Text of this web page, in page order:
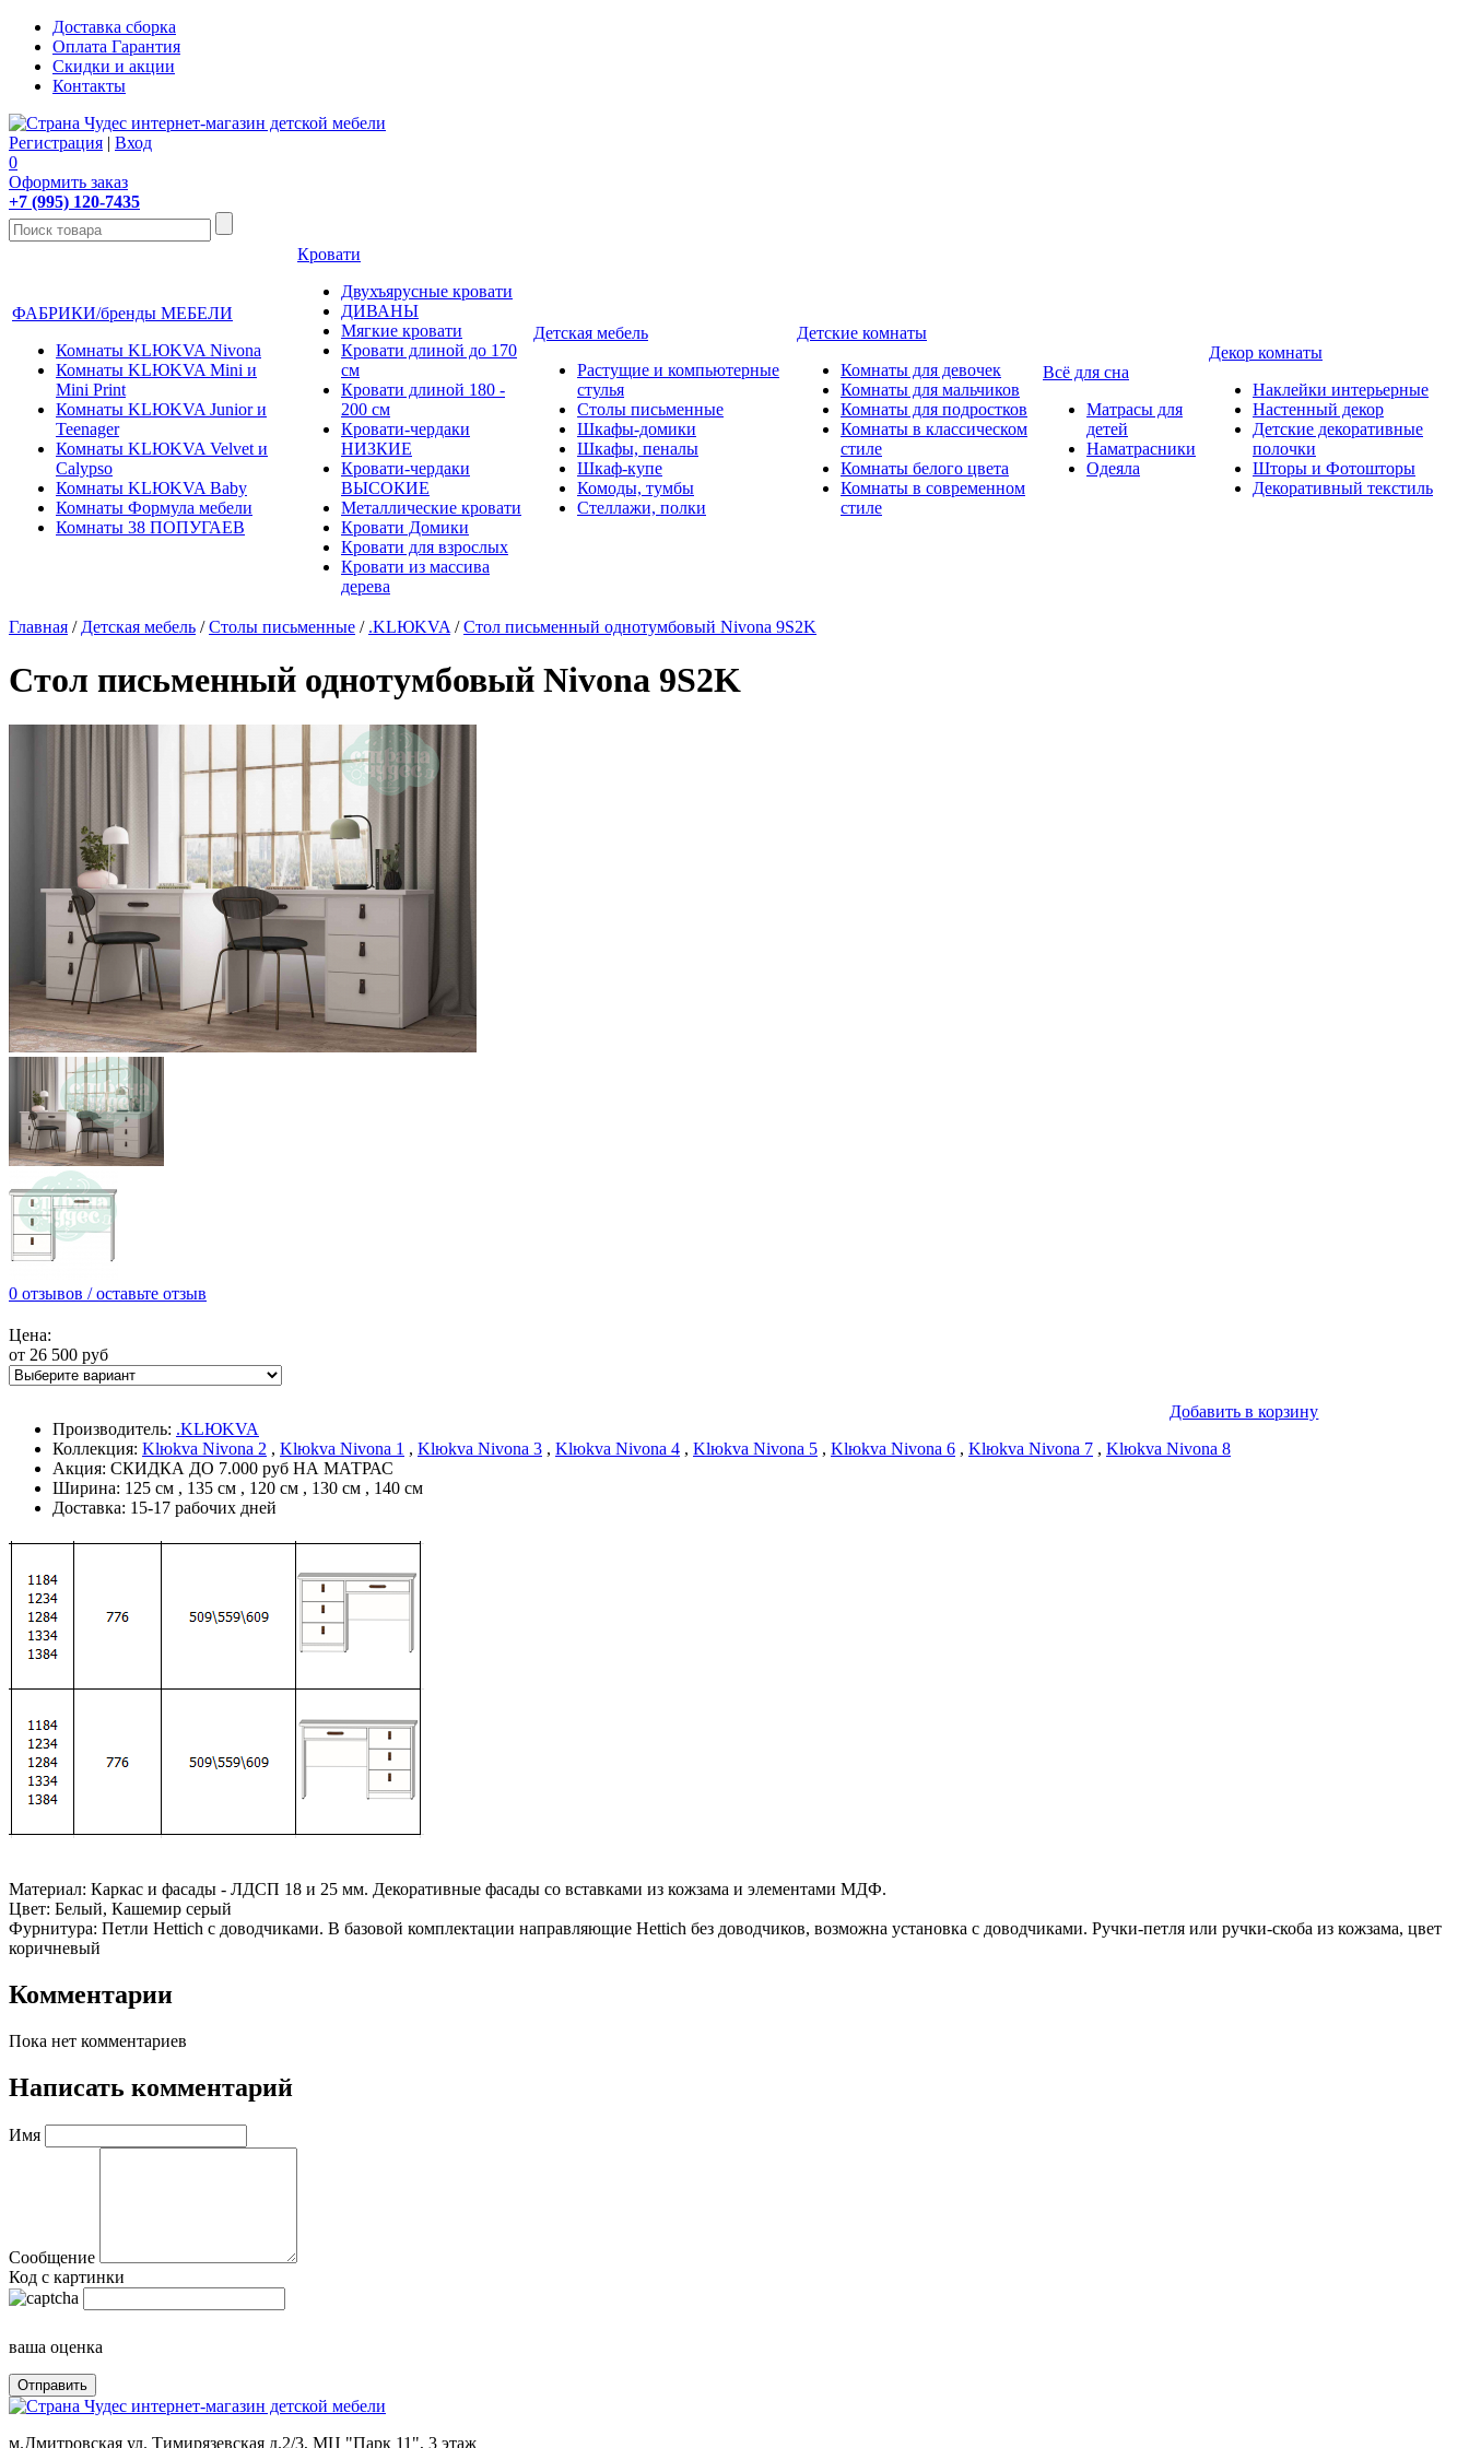
Доставка сборка
Оплата Гарантия
Скидки и акции
Контакты
Регистрация | Вход
0
Оформить заказ
+7 (995) 120-7435
ФАБРИКИ/бренды МЕБЕЛИ
Комнаты KLЮKVA Nivona
Комнаты KLЮKVA Mini и
Mini Print
Комнаты KLЮKVA Junior и
Teenager
Комнаты KLЮKVA Velvet и
Calypso
Комнаты KLЮKVA Baby
Комнаты Формула мебели
Комнаты 38 ПОПУГАЕВ
Кровати
Двухъярусные кровати
ДИВАНЫ
Мягкие кровати
Кровати длиной до 170
см
Кровати длиной 180 -
200 см
Кровати-чердаки
НИЗКИЕ
Кровати-чердаки
ВЫСОКИЕ
Металлические кровати
Кровати Домики
Кровати для взрослых
Кровати из массива
дерева
Детская мебель
Растущие и компьютерные
стулья
Столы письменные
Шкафы-домики
Шкафы, пеналы
Шкаф-купе
Комоды, тумбы
Стеллажи, полки
Детские комнаты
Комнаты для девочек
Комнаты для мальчиков
Комнаты для подростков
Комнаты в классическом
стиле
Комнаты белого цвета
Комнаты в современном
стиле
Всё для сна
Матрасы для
детей
Наматрасники
Одеяла
Декор комнаты
Наклейки интерьерные
Настенный декор
Детские декоративные
полочки
Шторы и Фотошторы
Декоративный текстиль
Главная / Детская мебель /Столы письменные / .KLЮKVA /Стол письменный однотумбовый Nivona 9S2K
Стол письменный однотумбовый Nivona 9S2K
0 отзывов / оставьте отзыв
Цена:
от 26 500 руб
Добавить в корзину
Производитель: .KLЮKVA
Коллекция: Klюkva Nivona 2 , Klюkva Nivona 1 , Klюkva Nivona 3 , Klюkva Nivona 4 , Klюkva Nivona 5 , Klюkva Nivona 6 , Klюkva Nivona 7 , Klюkva Nivona 8
Акция: СКИДКА ДО 7.000 руб НА МАТРАС
Ширина: 125 см , 135 см , 120 см , 130 см , 140 см
Доставка: 15-17 рабочих дней
Материал: Каркас и фасады - ЛДСП 18 и 25 мм. Декоративные фасады со вставками из кожзама и элементами МДФ.
Цвет: Белый, Кашемир серый
Фурнитура: Петли Hettich с доводчиками. В базовой комплектации направляющие Hettich без доводчиков, возможна установка с доводчиками. Ручки-петля или ручки-скоба из кожзама, цвет
коричневый
Комментарии
Пока нет комментариев
Написать комментарий
Имя
Сообщение
Код с картинки
ваша оценка
м.Дмитровская ул. Тимирязевская д.2/3, МЦ "Парк 11", 3 этаж